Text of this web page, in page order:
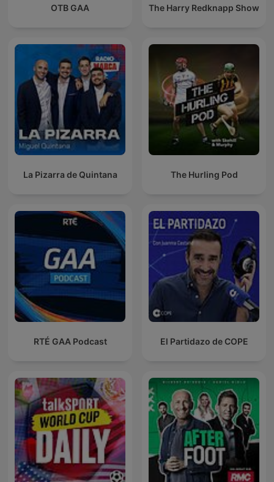
OTB GAA The Harry Redknapp Show
La Pizarra de Quintana The Hurling Pod
RTÉ GAA Podcast El Partidazo de COPE